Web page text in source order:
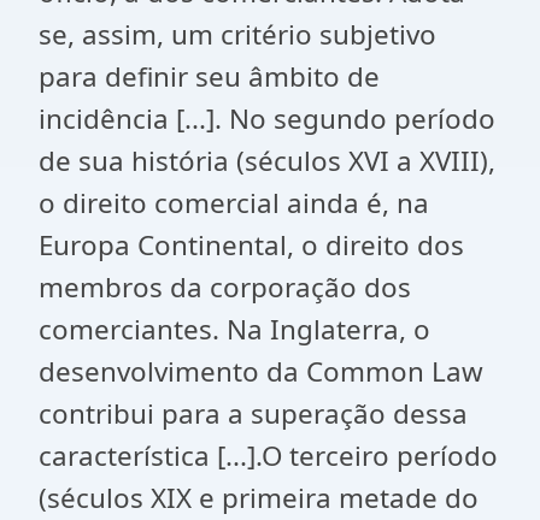
se, assim, um critério subjetivo
para definir seu âmbito de
incidência [...]. No segundo período
de sua história (séculos XVI a XVIII),
o direito comercial ainda é, na
Europa Continental, o direito dos
membros da corporação dos
comerciantes. Na Inglaterra, o
desenvolvimento da Common Law
contribui para a superação dessa
característica [...].O terceiro período
(séculos XIX e primeira metade do